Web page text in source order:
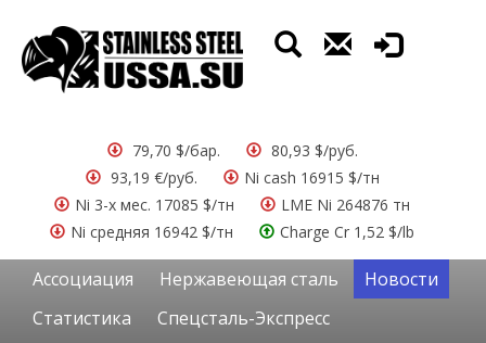
79,70 $/бар.
80,93 $/руб.
93,19 €/руб.
Ni cash 16915 $/тн
Ni 3-х мес. 17085 $/тн
LME Ni 264876 тн
Ni средняя 16942 $/тн
Charge Cr 1,52 $/lb
Ассоциация Нержавеющая сталь
Новости
Статистика
Спецсталь-Экспресс